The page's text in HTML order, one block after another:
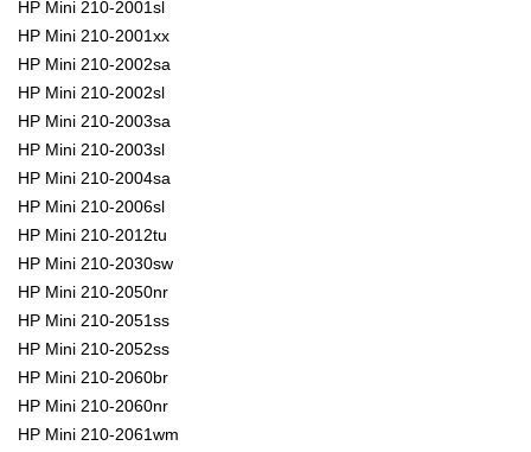
HP Mini 210-2001sl
HP Mini 210-2001xx
HP Mini 210-2002sa
HP Mini 210-2002sl
HP Mini 210-2003sa
HP Mini 210-2003sl
HP Mini 210-2004sa
HP Mini 210-2006sl
HP Mini 210-2012tu
HP Mini 210-2030sw
HP Mini 210-2050nr
HP Mini 210-2051ss
HP Mini 210-2052ss
HP Mini 210-2060br
HP Mini 210-2060nr
HP Mini 210-2061wm